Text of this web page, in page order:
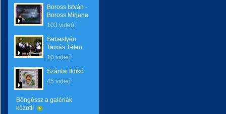
Boross István -
Boross Mirjana
103 videó
Sebestyén
Tamás Téten
10 videó
Szántai Ildikó
45 videó
Böngéssz a galériák
között!